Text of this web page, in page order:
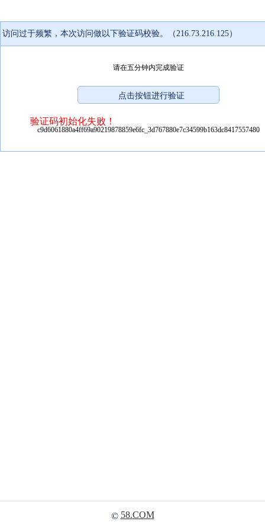
访问过于频繁，本次访问做以下验证码校验。（216.73.216.125）
请在五分钟内完成验证
验证码初始化失败！
c9d6061880a4ff69a90219878859e6fc_3d767880e7c34599b163dc8417557480
© 58.COM